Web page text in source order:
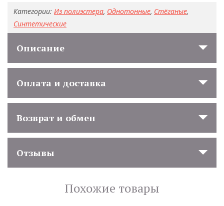
Категории: Из полиэстера, Однотонные, Стёганые,
Синтетические
Описание
Оплата и доставка
Возврат и обмен
Отзывы
Похожие товары